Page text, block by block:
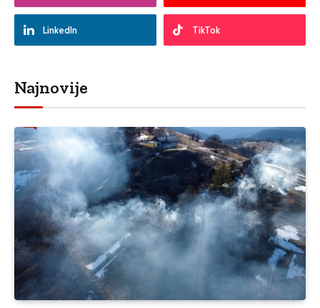
LinkedIn TikTok
Najnovije